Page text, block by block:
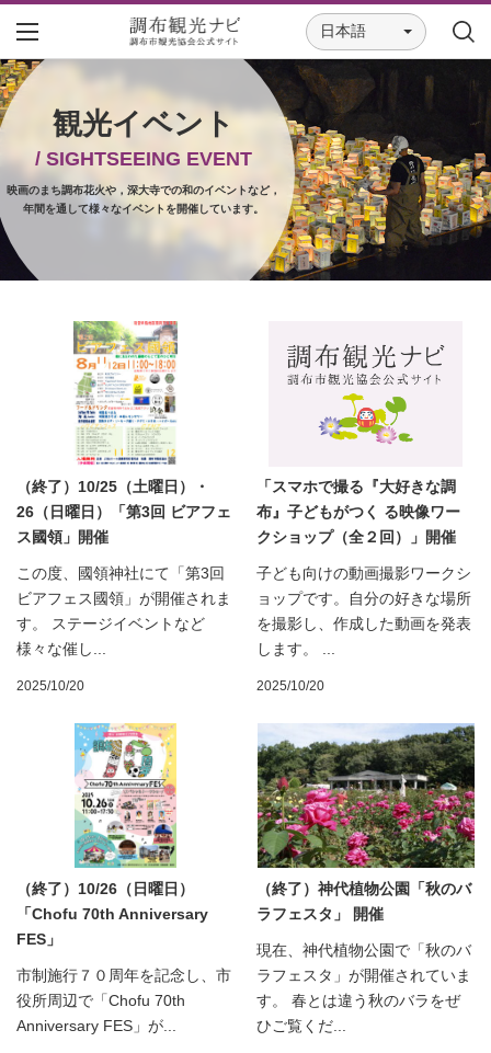
日本語
観光イベント
/ SIGHTSEEING EVENT
映画のまち調布花火や，深大寺での和のイベントなど，
年間を通して様々なイベントを開催しています。
（終了）10/25（土曜日）・
26（日曜日）「第3回 ビアフェ
ス國領」開催
この度、國領神社にて「第3回
ビアフェス國領」が開催されま
す。 ステージイベントなど
様々な催し...
2025/10/20
「スマホで撮る『大好きな調
布』子どもがつく る映像ワー
クショップ（全２回）」開催
子ども向けの動画撮影ワークシ
ョップです。自分の好きな場所
を撮影し、作成した動画を発表
します。 ...
2025/10/20
（終了）10/26（日曜日）
「Chofu 70th Anniversary
FES」
市制施行７０周年を記念し、市
役所周辺で「Chofu 70th
Anniversary FES」が...
（終了）神代植物公園「秋のバ
ラフェスタ」 開催
現在、神代植物公園で「秋のバ
ラフェスタ」が開催されていま
す。 春とは違う秋のバラをぜ
ひご覧くだ...